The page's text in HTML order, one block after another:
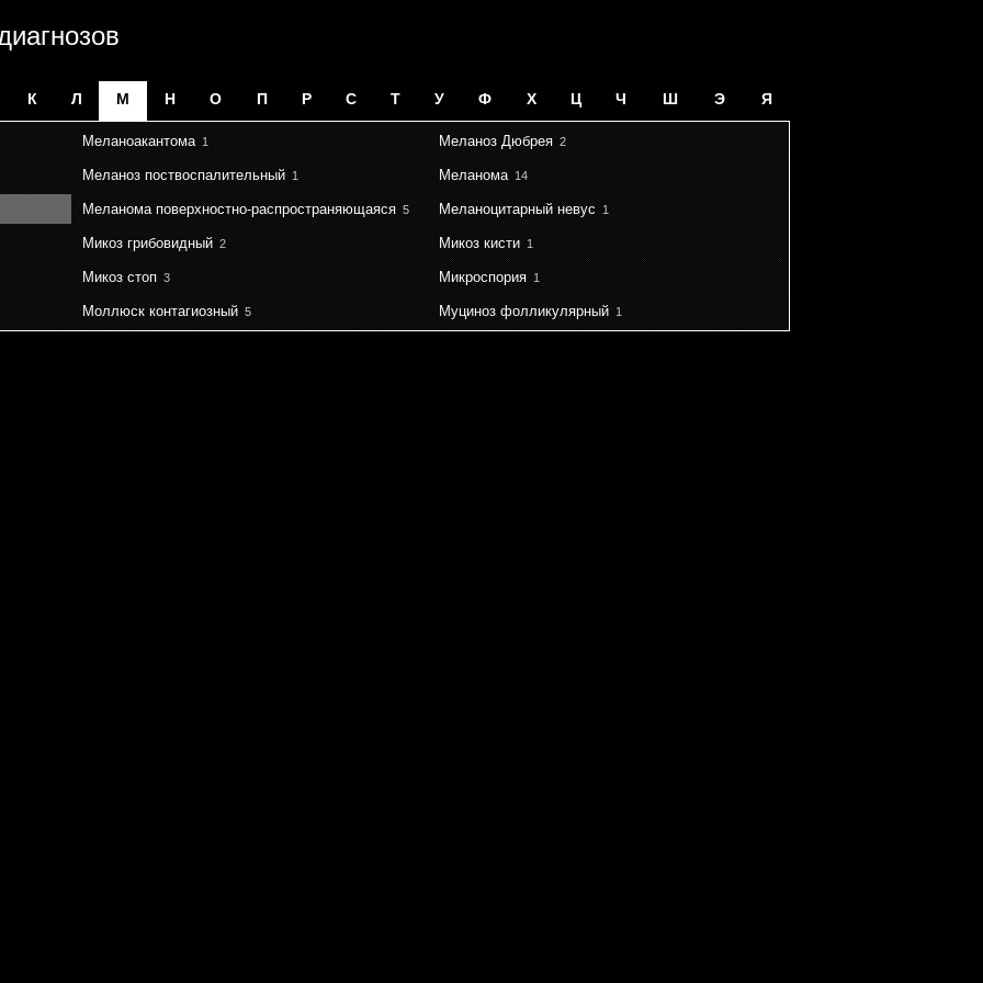
К Л М Н О П Р С Т У Ф Х Ц Ч Ш Э Я
Меланоакантома1 Меланоз Дюбрея2
Меланоз поствоспалительный1 Меланома14
Меланома поверхностно-распространяющаяся5 Меланоцитарный невус1
Микоз грибовидный2 Микоз кисти1
Микоз стоп3 Микроспория1
Моллюск контагиозный5 Муциноз фолликулярный1